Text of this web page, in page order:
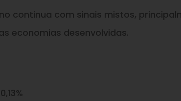
continua com sinais mistos,
economias desenvolvidas.